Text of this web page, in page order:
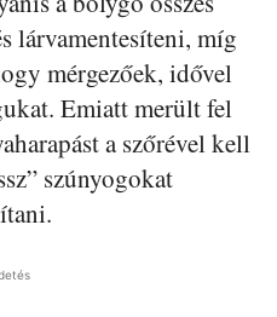
lárvamentesíteni, míg
mérgezőek, idővel
Emiatt merült fel
a szőrével kell
szúnyogokat